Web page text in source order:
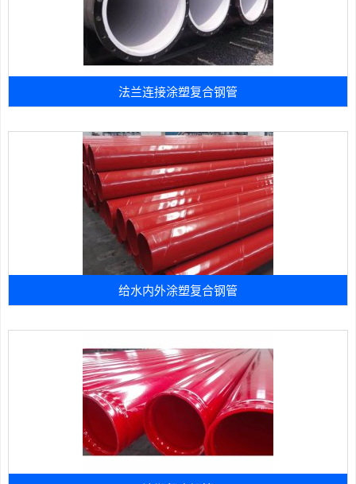
法兰连接涂塑复合钢管
给水内外涂塑复合钢管